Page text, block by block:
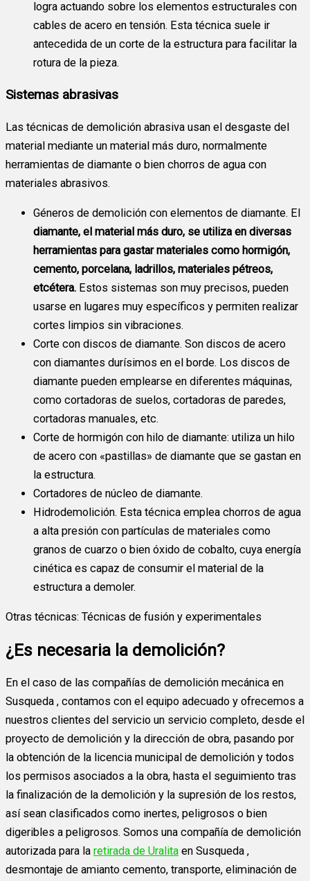
logra actuando sobre los elementos estructurales con
cables de acero en tensión. Esta técnica suele ir
antecedida de un corte de la estructura para facilitar la
rotura de la pieza.
Sistemas abrasivas
Las técnicas de demolición abrasiva usan el desgaste del
material mediante un material más duro, normalmente
herramientas de diamante o bien chorros de agua con
materiales abrasivos.
Géneros de demolición con elementos de diamante. El
diamante, el material más duro, se utiliza en diversas
herramientas para gastar materiales como hormigón,
cemento, porcelana, ladrillos, materiales pétreos,
etcétera. Estos sistemas son muy precisos, pueden
usarse en lugares muy específicos y permiten realizar
cortes limpios sin vibraciones.
Corte con discos de diamante. Son discos de acero
con diamantes durísimos en el borde. Los discos de
diamante pueden emplearse en diferentes máquinas,
como cortadoras de suelos, cortadoras de paredes,
cortadoras manuales, etc.
Corte de hormigón con hilo de diamante: utiliza un hilo
de acero con «pastillas» de diamante que se gastan en
la estructura.
Cortadores de núcleo de diamante.
Hidrodemolición. Esta técnica emplea chorros de agua
a alta presión con partículas de materiales como
granos de cuarzo o bien óxido de cobalto, cuya energía
cinética es capaz de consumir el material de la
estructura a demoler.
Otras técnicas: Técnicas de fusión y experimentales
¿Es necesaria la demolición?
En el caso de las compañías de demolición mecánica en
Susqueda , contamos con el equipo adecuado y ofrecemos a
nuestros clientes del servicio un servicio completo, desde el
proyecto de demolición y la dirección de obra, pasando por
la obtención de la licencia municipal de demolición y todos
los permisos asociados a la obra, hasta el seguimiento tras
la finalización de la demolición y la supresión de los restos,
así sean clasificados como inertes, peligrosos o bien
digeribles a peligrosos. Somos una compañía de demolición
autorizada para la retirada de Uralita en Susqueda ,
desmontaje de amianto cemento, transporte, eliminación de